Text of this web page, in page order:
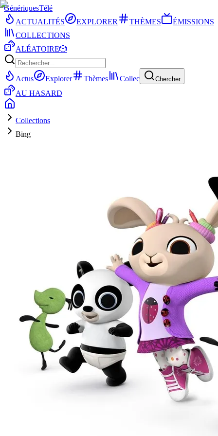
GénériquesTélé
ACTUALITÉS
EXPLORER THÈMES
ÉMISSIONS
COLLECTIONS
ALÉATOIRE🎲
Actus Explorer Thèmes Collec Chercher
AU HASARD
Collections
Bing